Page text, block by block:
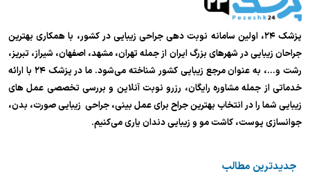
پزشک ۲۴، اولین سامانه نوبت دهی جراحی زیبایی در کشور، با همکاری بهترین
جراحان زیبایی در شهرهای بزرگ ایران از جمله تهران، مشهد، اصفهان، شیراز، تبریز،
رشت و…، به عنوان مرجع زیبایی کشور شناخته می‌شود. ما در پزشک ۲۴ با ارائه
خدماتی از جمله مشاوره رایگان، رزرو نوبت آنلاین و بررسی تخصصی عمل های
زیبایی شما را در انتخاب بهترین جراح برای عمل بینی، جراحی زیبایی صورت، بدن،
جوانسازی پوست، کاشت مو و زیبایی دندان یاری می‌کنیم.
جدیدترین مطالب